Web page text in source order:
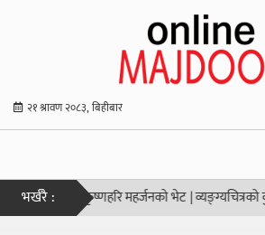
२१ श्रावण २०८३, बिहीबार
भर्खरै :
नगर प्रमुख कृष्णहरि महर्जनको भेट |व्यङ्ग्यचित्रको कुनो |